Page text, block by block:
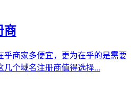
商
乎商家多便宜，更为在乎的是需要
几个域名注册商值得选择...